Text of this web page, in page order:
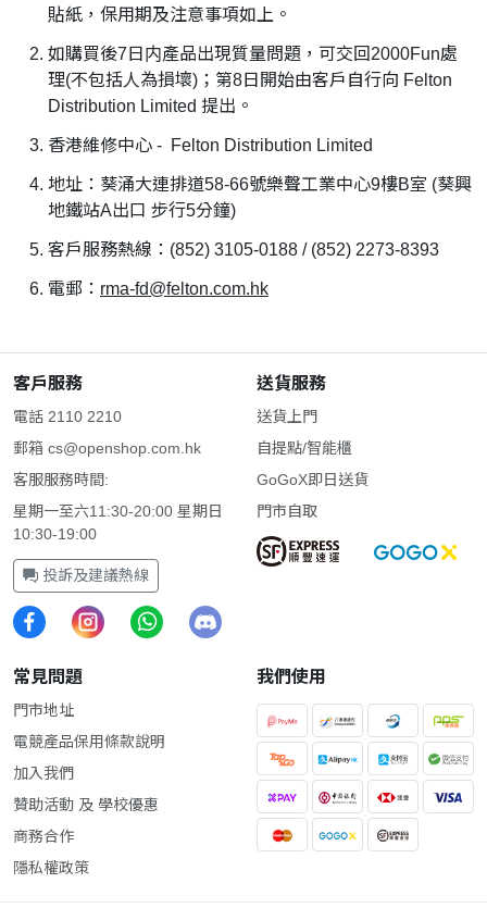
貼紙，保用期及注意事項如上。
如購買後7日内產品出現質量問題，可交回2000Fun處
理(不包括人為損壞)；第8日開始由客戶自行向 Felton
Distribution Limited 提出。
香港維修中心 - Felton Distribution Limited
地址：葵涌大連排道58-66號樂聲工業中心9樓B室 (葵興
地鐵站A出口 步行5分鐘)
客戶服務熱線：(852) 3105-0188 / (852) 2273-8393
電郵： rma-fd@felton.com.hk
客戶服務
電話 2110 2210
郵箱 cs@openshop.com.hk
客服服務時間:
星期一至六11:30-20:00 星期日
10:30-19:00
投訴及建議熱線
送貨服務
送貨上門
自提點/智能櫃
GoGoX即日送貨
門市自取
常見問題
門市地址
電競產品保用條款說明
加入我們
贊助活動 及 學校優惠
商務合作
隱私權政策
我們使用